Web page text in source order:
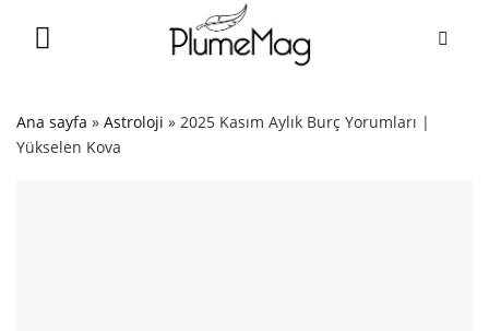
Ana sayfa » Astroloji » 2025 Kasım Aylık Burç Yorumları |
Yükselen Kova